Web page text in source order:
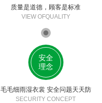
质量是道德，顾客是标准
VIEW OFQUALITY
安全
理念
毛毛细雨湿衣裳 安全问题天天防
SECURITY CONCEPT